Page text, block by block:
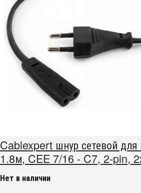
Cablexpert шнур сетевой для
1.8м, CEE 7/16 - C7, 2-pin,
Нет в наличии